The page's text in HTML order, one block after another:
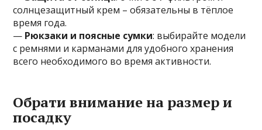
солнцезащитный крем – обязательны в тёплое
время года.
— Рюкзаки и поясные сумки: выбирайте модели
с ремнями и карманами для удобного хранения
всего необходимого во время активности.
Обрати внимание на размер и
посадку